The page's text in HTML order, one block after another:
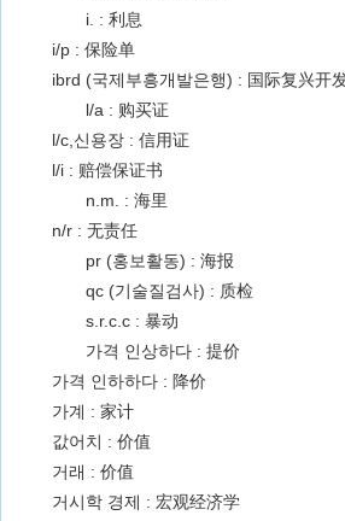
i. : 利息
i/p : 保险单
ibrd (국제부흥개발은행) : 国际复兴开
l/a : 购买证
l/c,신용장 : 信用证
l/i : 赔偿保证书
n.m. : 海里
n/r : 无责任
pr (홍보활동) : 海报
qc (기술질검사) : 质检
s.r.c.c : 暴动
가격 인상하다 : 提价
가격 인하하다 : 降价
가계 : 家计
값어치 : 价值
거래 : 价值
거시학 경제 : 宏观经济学